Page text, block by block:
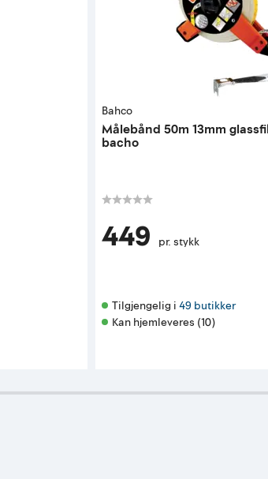
Bahco
Målebånd 50m 13mm
bacho
449 pr. stykk
Tilgjengelig i 49 butikker
Kan hjemleveres (10)